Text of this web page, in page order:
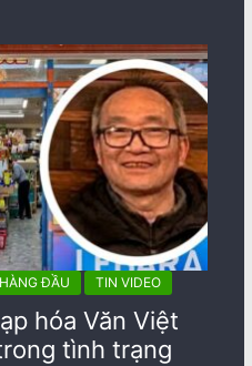
ĐẦU TIN VIDEO
hóa Văn Việt
tình trạng